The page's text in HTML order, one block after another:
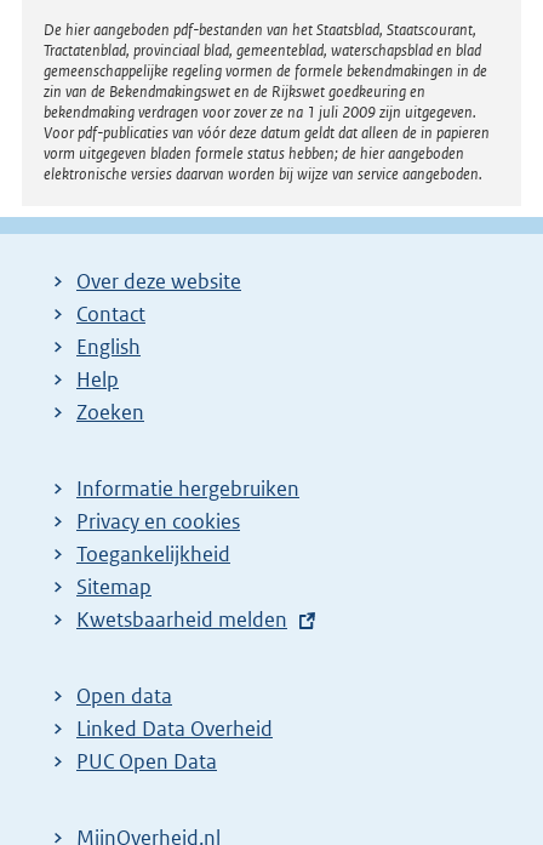
n
e
l
i
n
k
:
Disclaimer
De hier aangeboden pdf-bestanden van het Staatsblad, Staatscourant,
Tractatenblad, provinciaal blad, gemeenteblad, waterschapsblad en blad
gemeenschappelijke regeling vormen de formele bekendmakingen in de
zin van de Bekendmakingswet en de Rijkswet goedkeuring en
bekendmaking verdragen voor zover ze na 1 juli 2009 zijn uitgegeven.
Voor pdf-publicaties van vóór deze datum geldt dat alleen de in papieren
vorm uitgegeven bladen formele status hebben; de hier aangeboden
elektronische versies daarvan worden bij wijze van service aangeboden.
Over deze website
Contact
English
Help
Zoeken
Informatie hergebruiken
Privacy en cookies
Toegankelijkheid
Sitemap
E
t
e
r
Kwetsbaarheid melden
Open data
Linked Data Overheid
PUC Open Data
MijnOverheid.nl